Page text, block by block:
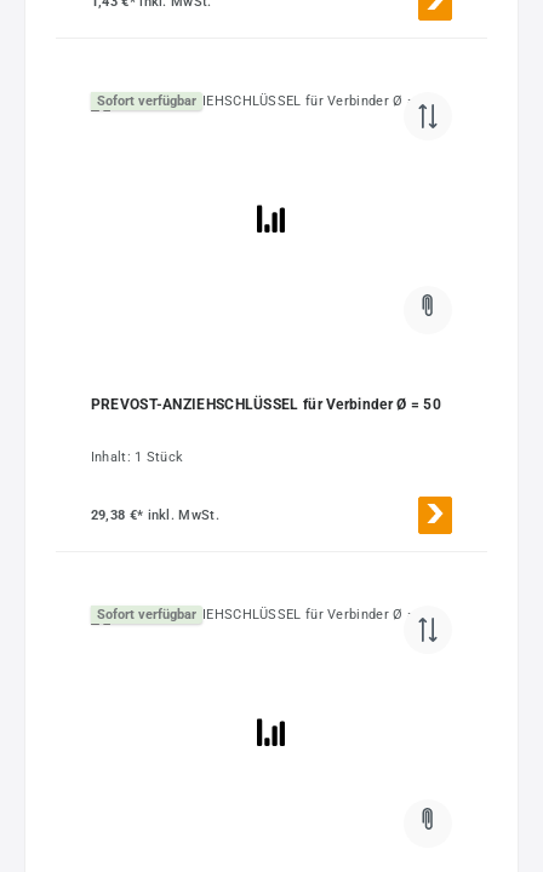
Sofort verfügbar
PREVOST-ANZIEHSCHLÜSSEL für Verbinder Ø = 50
Inhalt: 1 Stück
29,38 €* inkl. MwSt.
Sofort verfügbar